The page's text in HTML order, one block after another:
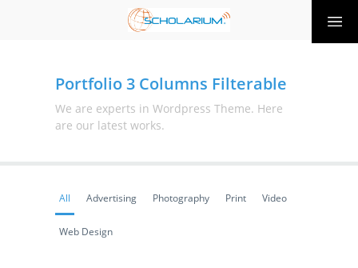
Portfolio 3 Columns Filterable
We are experts in Wordpress Theme. Here
are our latest works.
All Advertising Photography Print Video
Web Design